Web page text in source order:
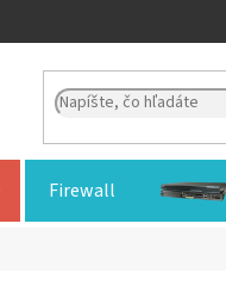
Firewall